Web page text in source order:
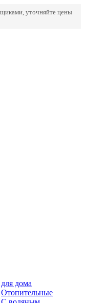
уточняйте цены
дома
Отопительные